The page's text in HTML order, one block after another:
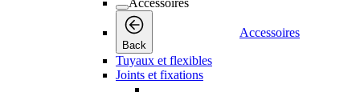
Accessoires
Back
Accessoires
Tuyaux et flexibles
Joints et fixations